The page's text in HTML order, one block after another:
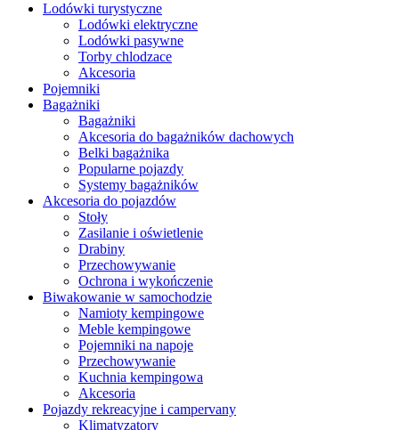
Lodówki turystyczne
Lodówki elektryczne
Lodówki pasywne
Torby chlodzace
Akcesoria
Pojemniki
Bagażniki
Bagażniki
Akcesoria do bagażników dachowych
Belki bagażnika
Popularne pojazdy
Systemy bagażników
Akcesoria do pojazdów
Stoły
Zasilanie i oświetlenie
Drabiny
Przechowywanie
Ochrona i wykończenie
Biwakowanie w samochodzie
Namioty kempingowe
Meble kempingowe
Pojemniki na napoje
Przechowywanie
Kuchnia kempingowa
Akcesoria
Pojazdy rekreacyjne i campervany
Klimatyzatory